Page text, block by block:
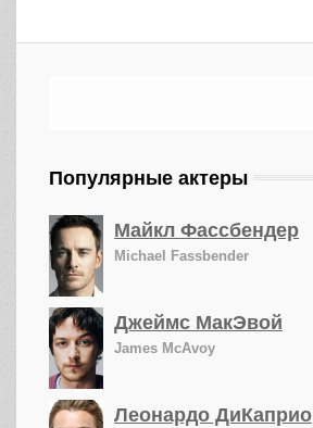
Популярные актеры
Майкл Фассбендер
Michael Fassbender
Джеймс МакЭвой
James McAvoy
Леонардо ДиКаприо